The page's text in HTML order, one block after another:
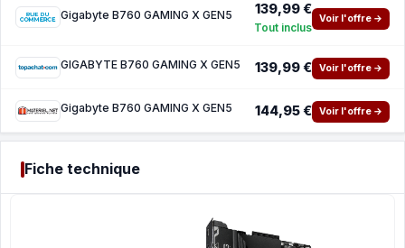
Gigabyte B760 GAMING X GEN5 139,99 €
Tout inclus
Voir l'offre →
GIGABYTE B760 GAMING X GEN5 139,99 € Voir l'offre →
Gigabyte B760 GAMING X GEN5 144,95 € Voir l'offre →
Fiche technique